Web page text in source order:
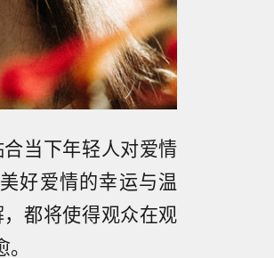
当下年轻人对爱情
好爱情的幸运与温
都将使得观众在观